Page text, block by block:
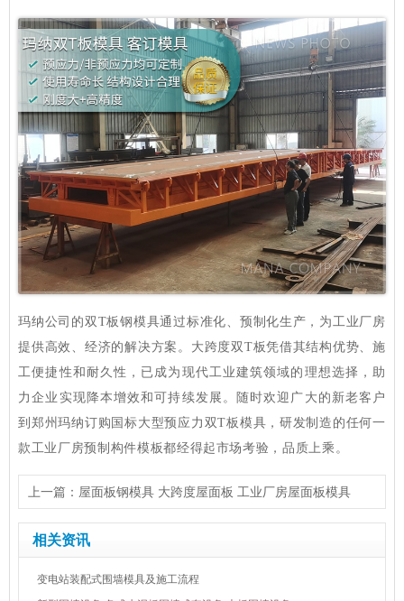
玛纳公司的双T板钢模具通过标准化、预制化生产，为工业厂房
提供高效、经济的解决方案。大跨度双T板凭借其结构优势、施
工便捷性和耐久性，已成为现代工业建筑领域的理想选择，助
力企业实现降本增效和可持续发展。随时欢迎广大的新老客户
到郑州玛纳订购国标大型预应力双T板模具，研发制造的任何一
款工业厂房预制构件模板都经得起市场考验，品质上乘。
上一篇： 屋面板钢模具 大跨度屋面板 工业厂房屋面板模具
下一篇：水泥陶粒条板生产线 轻质墙板设备 成组立模工艺技术
相关资讯
变电站装配式围墙模具及施工流程